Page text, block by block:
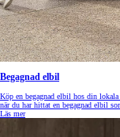
Begagnad elbil
Köp en begagnad elbil hos din
när du har hittat en begagnad elbil
Läs mer